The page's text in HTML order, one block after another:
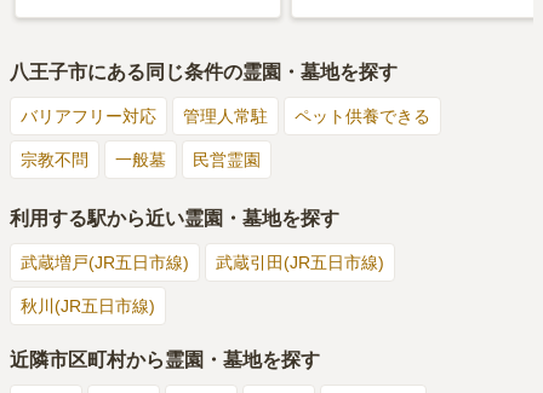
八王子市にある同じ条件の霊園・墓地を探す
バリアフリー対応 管理人常駐 ペット供養できる
宗教不問 一般墓 民営霊園
利用する駅から近い霊園・墓地を探す
武蔵増戸(JR五日市線) 武蔵引田(JR五日市線)
秋川(JR五日市線)
近隣市区町村から霊園・墓地を探す